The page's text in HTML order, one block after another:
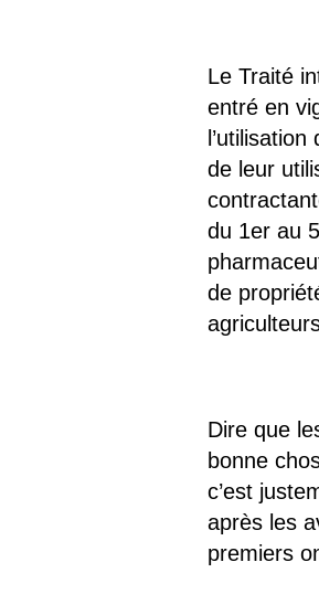
Le Traité
entré en
de leur
du 1er au
de
Dire que
bonne
c’est
après les
premiers